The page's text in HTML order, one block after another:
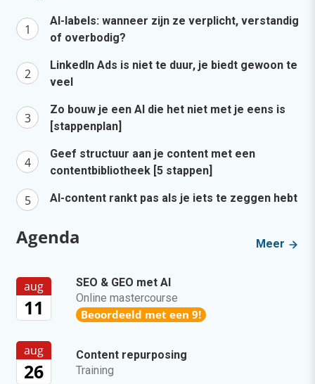
AI-labels: wanneer zijn ze verplicht, verstandig
of overbodig?
LinkedIn Ads is niet te duur, je biedt gewoon te
veel
Zo bouw je een AI die het niet met je eens is
[stappenplan]
Geef structuur aan je content met een
contentbibliotheek [5 stappen]
AI-content rankt pas als je iets te zeggen hebt
Agenda Meer
aug
11
SEO & GEO met AI
Online mastercourse
Beoordeeld met een 9!
aug
26
Content repurposing
Training